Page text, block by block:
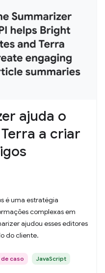
ajuda o
a criar
é uma estratégia
complexas em
ajudou esses editores
do cliente.
caso JavaScript